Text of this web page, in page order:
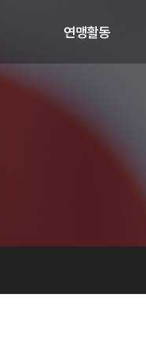
연맹활동